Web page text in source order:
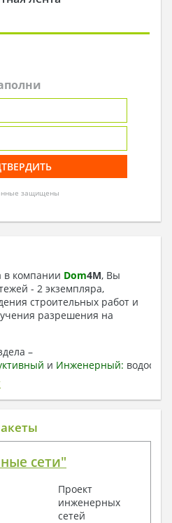
защищены
в компании Dom4M, Вы
- 2 экземпляра,
строительных работ и
разрешения на
–
и Инженерный:
за дополнительную
осей
планы с
сети"
Проект
инженерных
сетей